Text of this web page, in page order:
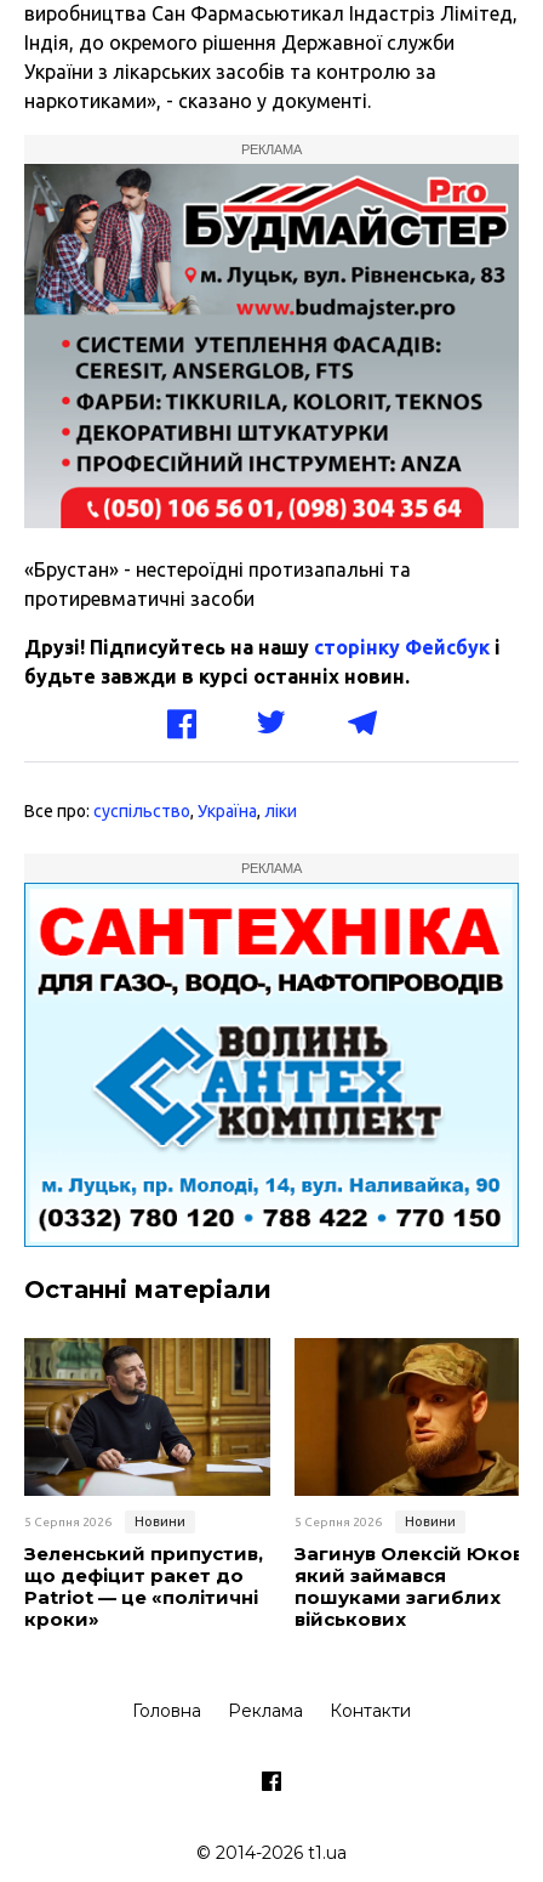
виробництва Сан Фармасьютикал Індастріз Лімітед,
Індія, до окремого рішення Державної служби
України з лікарських засобів та контролю за
наркотиками», - сказано у документі.
РЕКЛАМА
«Брустан» - нестероїдні протизапальні та
протиревматичні засоби
Друзі! Підписуйтесь на нашу сторінку Фейсбук і
будьте завжди в курсі останніх новин.
Все про: суспільство, Україна, ліки
РЕКЛАМА
Останні матеріали
5 Серпня 2026 Новини
Зеленський припустив,
що дефіцит ракет до
Patriot — це «політичні
кроки»
5 Серпня 2026 Новини
Загинув Олексій Юков,
який займався
пошуками загиблих
військових
Головна Реклама Контакти
© 2014-2026 t1.ua